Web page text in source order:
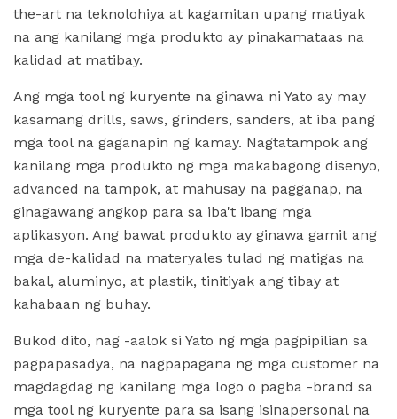
the-art na teknolohiya at kagamitan upang matiyak
na ang kanilang mga produkto ay pinakamataas na
kalidad at matibay.
Ang mga tool ng kuryente na ginawa ni Yato ay may
kasamang drills, saws, grinders, sanders, at iba pang
mga tool na gaganapin ng kamay. Nagtatampok ang
kanilang mga produkto ng mga makabagong disenyo,
advanced na tampok, at mahusay na pagganap, na
ginagawang angkop para sa iba't ibang mga
aplikasyon. Ang bawat produkto ay ginawa gamit ang
mga de-kalidad na materyales tulad ng matigas na
bakal, aluminyo, at plastik, tinitiyak ang tibay at
kahabaan ng buhay.
Bukod dito, nag -aalok si Yato ng mga pagpipilian sa
pagpapasadya, na nagpapagana ng mga customer na
magdagdag ng kanilang mga logo o pagba -brand sa
mga tool ng kuryente para sa isang isinapersonal na